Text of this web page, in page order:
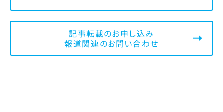
記事転載のお申し込み
報道関連のお問い合わせ